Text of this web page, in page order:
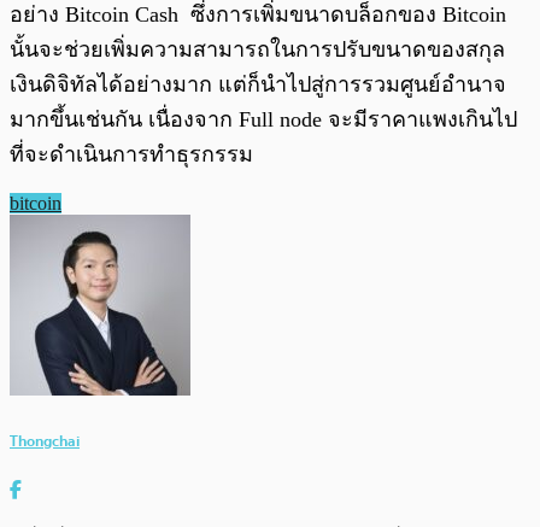
อย่าง Bitcoin Cash ซึ่งการเพิ่มขนาดบล็อกของ Bitcoin
นั้นจะช่วยเพิ่มความสามารถในการปรับขนาดของสกุล
เงินดิจิทัลได้อย่างมาก แต่ก็นำไปสู่การรวมศูนย์อำนาจ
มากขึ้นเช่นกัน เนื่องจาก Full node จะมีราคาแพงเกินไป
ที่จะดำเนินการทำธุรกรรม
bitcoin
Thongchai